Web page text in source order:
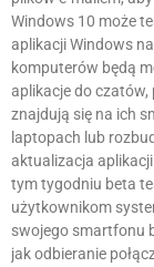
Windows 10 może
aplikacji Windows
komputerów będą
aplikacje do czatów,
znajdują się na ich
laptopach lub
aktualizacja
tym tygodniu beta
użytkownikom
swojego smartfonu
jak odbieranie